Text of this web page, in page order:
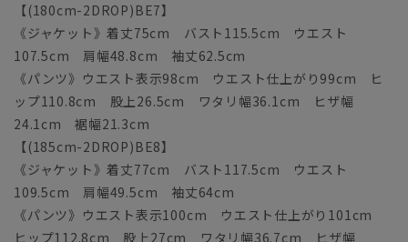
【(180cm-2DROP)BE7】
《ジャケット》着丈75cm バスト115.5cm ウエスト
107.5cm 肩幅48.8cm 袖丈62.5cm
《パンツ》ウエスト表示98cm ウエスト仕上がり99cm ヒ
ップ110.8cm 股上26.5cm ワタリ幅36.1cm ヒザ幅
24.1cm 裾幅21.3cm
【(185cm-2DROP)BE8】
《ジャケット》着丈77cm バスト117.5cm ウエスト
109.5cm 肩幅49.5cm 袖丈64cm
《パンツ》ウエスト表示100cm ウエスト仕上がり101cm
ヒップ112.8cm 股上27cm ワタリ幅36.7cm ヒザ幅